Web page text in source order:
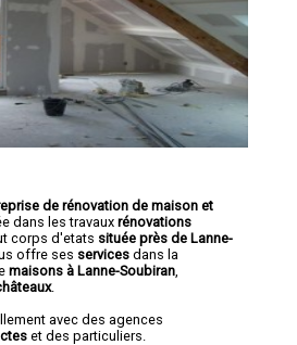
de rénovation de maison et
dans les travaux rénovations
corps d'etats située près de Lanne-
offre ses services dans la
maisons à Lanne-Soubiran
.
avec des agences
et des particuliers.